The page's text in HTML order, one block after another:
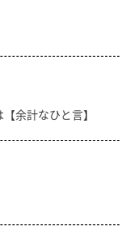
余計なひと言】